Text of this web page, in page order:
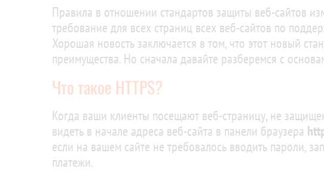
Правила в отношении стандартов защиты веб-сайтов
требование для всех страниц всех веб-сайтов по
Хорошая новость заключается в том, что этот новый
преимущества. Но сначала давайте разберемся с
Что такое HTTPS?
Когда ваши клиенты посещают веб-страницу, не
видеть в начале адреса веб-сайта в панели браузера
если на вашем сайте не требовалось вводить пароли,
платежи.